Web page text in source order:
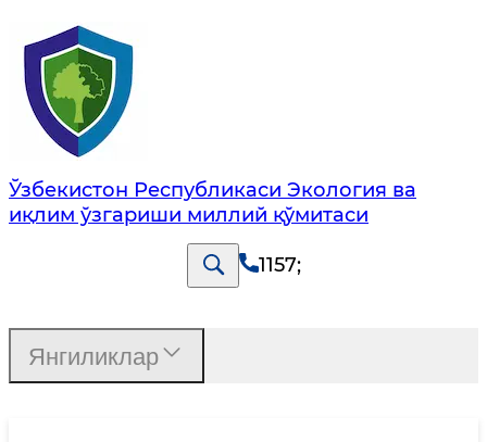
Ўзбекистон Республикаси Экология ва
иқлим ўзгариши миллий қўмитаси
1157;
Янгиликлар